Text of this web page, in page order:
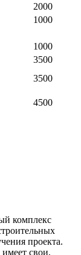
2000
1000
1000
3500
3500
4500
комплекс
проекта.
свои,